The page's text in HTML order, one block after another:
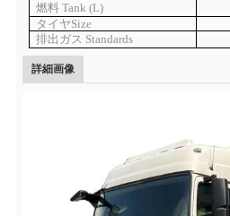
燃料 Tank (L)
タイヤSize
排出ガス Standards
詳細画像